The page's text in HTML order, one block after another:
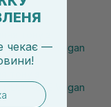
тону з
Vegan
чекає —